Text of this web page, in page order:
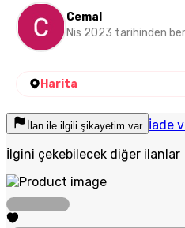
Cemal
Nis 2023 tarihinden
Harita
İlan ile ilgili şikayetim var İade
İlgini çekebilecek diğer ilanlar